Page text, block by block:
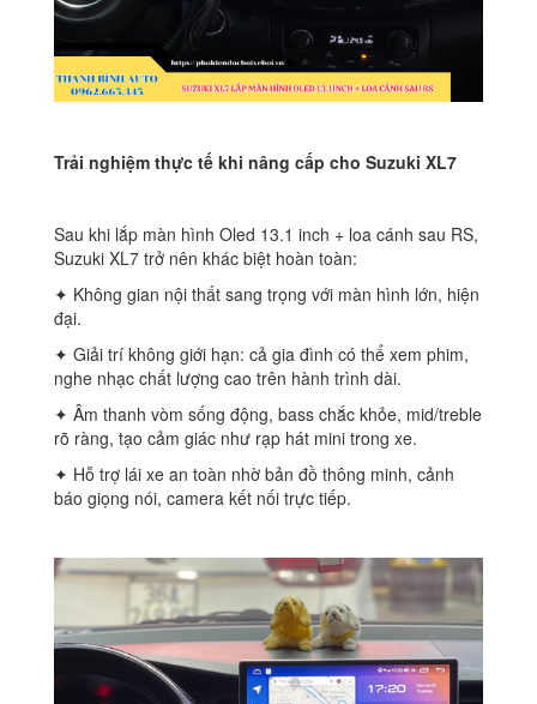
Trải nghiệm thực tế khi nâng cấp cho Suzuki XL7
Sau khi lắp màn hình Oled 13.1 inch + loa cánh sau RS,
Suzuki XL7 trở nên khác biệt hoàn toàn:
✦ Không gian nội thất sang trọng với màn hình lớn, hiện
đại.
✦ Giải trí không giới hạn: cả gia đình có thể xem phim,
nghe nhạc chất lượng cao trên hành trình dài.
✦ Âm thanh vòm sống động, bass chắc khỏe, mid/treble
rõ ràng, tạo cảm giác như rạp hát mini trong xe.
✦ Hỗ trợ lái xe an toàn nhờ bản đồ thông minh, cảnh
báo giọng nói, camera kết nối trực tiếp.